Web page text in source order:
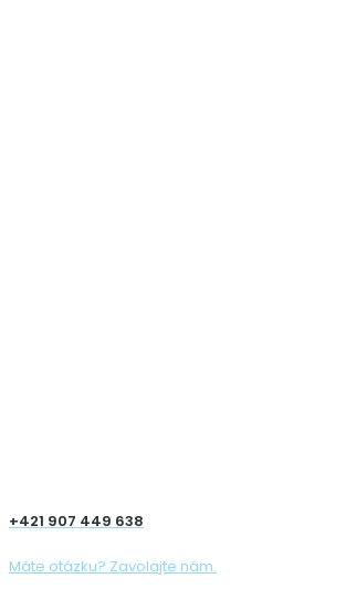
+421 907 449 638
Máte otázku? Zavolajte nám.